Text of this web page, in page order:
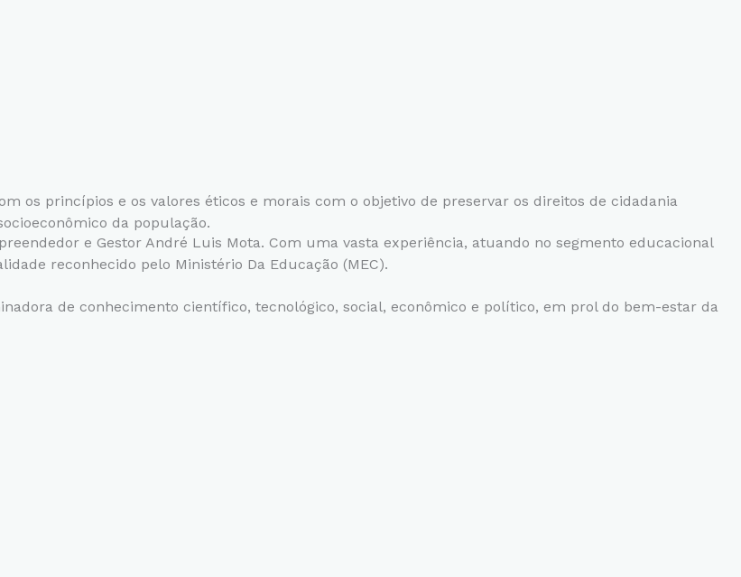
os princípios e os valores éticos e morais com o objetivo de preservar os direitos de cidadania
da população.
e Gestor André Luis Mota. Com uma vasta experiência, atuando no segmento educacional
reconhecido pelo Ministério Da Educação (MEC).
de conhecimento científico, tecnológico, social, econômico e político, em prol do bem-estar da